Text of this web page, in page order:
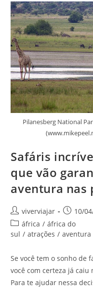
Pilanesberg National
Safáris
que vão
aventura nas
Autor
do
post:
viverviajar
Post
publicado:
10/
Categoria
do
áfrica / áfrica do
sul / atrações / aventura
Se você tem o sonho de
você com certeza já
Para te ajudar nessa